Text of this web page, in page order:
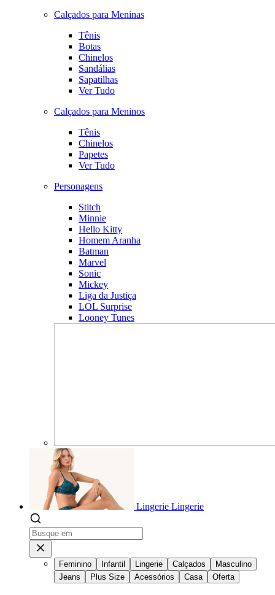
Calçados para Meninas
Tênis
Botas
Chinelos
Sandálias
Sapatilhas
Ver Tudo
Calçados para Meninos
Tênis
Chinelos
Papetes
Ver Tudo
Personagens
Stitch
Minnie
Hello Kitty
Homem Aranha
Batman
Marvel
Sonic
Mickey
Liga da Justiça
LOL Surprise
Looney Tunes
Lingerie Lingerie
Feminino Infantil Lingerie Calçados
Masculino
Jeans
Plus Size Acessórios Casa Oferta